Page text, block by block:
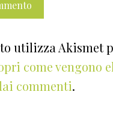
utilizza Akismet
come vengono
commenti.